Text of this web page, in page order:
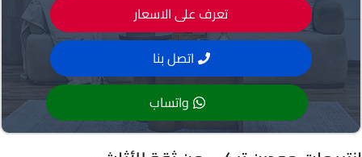
تعرف على الاسعار
اتصل بنا
واتساب